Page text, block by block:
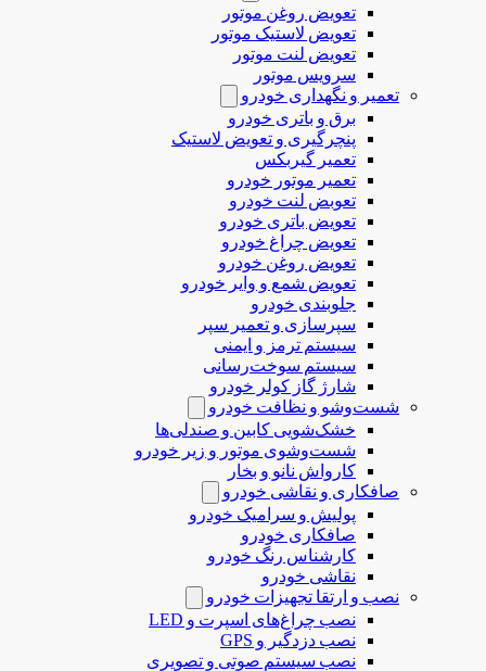
تعویض روغن موتور
تعویض لاستیک موتور
تعویض لنت موتور
سرویس موتور
تعمیر و نگهداری خودرو
برق و باتری خودرو
پنچرگیری و تعویض لاستیک
تعمیر گیربکس
تعمیر موتور خودرو
تعوبض لنت خودرو
تعویض باتری خودرو
تعویض چراغ خودرو
تعویض روغن خودرو
تعویض شمع و وایر خودرو
جلوبندی خودرو
سپرسازی و تعمیر سپر
سیستم ترمز و ایمنی
سیستم سوخت‌رسانی
شارژ گاز کولر خودرو
شست‌وشو و نظافت خودرو
خشک‌شویی کابین و صندلی‌ها
شست‌وشوی موتور و زیر خودرو
کارواش نانو و بخار
صافکاری و نقاشی خودرو
پولیش و سرامیک خودرو
صافکاری خودرو
کارشناس رنگ خودرو
نقاشی خودرو
نصب و ارتقا تجهیزات خودرو
نصب چراغ‌های اسپرت و LED
نصب دزدگیر و GPS
نصب سیستم صوتی و تصویری